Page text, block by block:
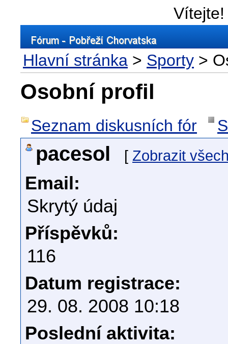
Vítejte!
Hlavní stránka > Sporty >
Osobní profil
Seznam diskusních fór
pacesol [ Zobrazit
Email:
Skrytý údaj
Příspěvků:
116
Datum registrace:
29. 08. 2008 10:18
Poslední aktivita: